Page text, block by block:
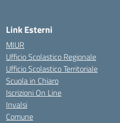
Link Esterni
MIUR
Ufficio Scolastico Regionale
Ufficio Scolastico Territoriale
Scuola in Chiaro
Iscrizioni On Line
Invalsi
Comune